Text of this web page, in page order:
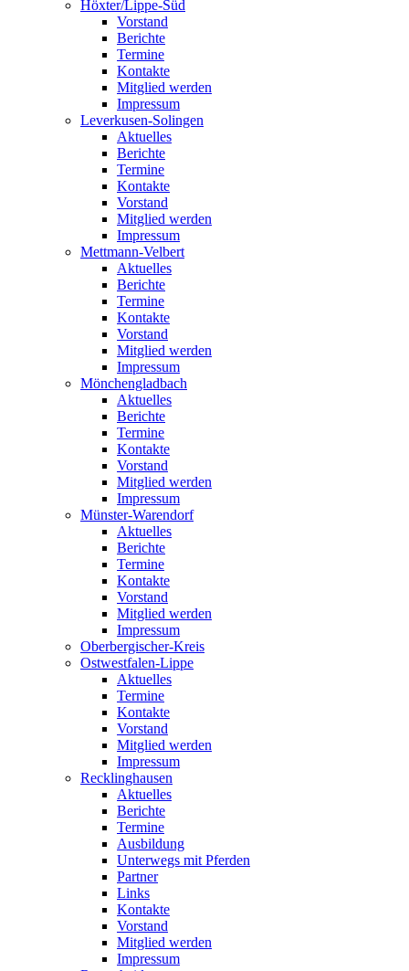
Höxter/Lippe-Süd
Vorstand
Berichte
Termine
Kontakte
Mitglied werden
Impressum
Leverkusen-Solingen
Aktuelles
Berichte
Termine
Kontakte
Vorstand
Mitglied werden
Impressum
Mettmann-Velbert
Aktuelles
Berichte
Termine
Kontakte
Vorstand
Mitglied werden
Impressum
Mönchengladbach
Aktuelles
Berichte
Termine
Kontakte
Vorstand
Mitglied werden
Impressum
Münster-Warendorf
Aktuelles
Berichte
Termine
Kontakte
Vorstand
Mitglied werden
Impressum
Oberbergischer-Kreis
Ostwestfalen-Lippe
Aktuelles
Termine
Kontakte
Vorstand
Mitglied werden
Impressum
Recklinghausen
Aktuelles
Berichte
Termine
Ausbildung
Unterwegs mit Pferden
Partner
Links
Kontakte
Vorstand
Mitglied werden
Impressum